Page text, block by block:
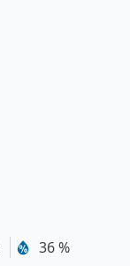
36 %